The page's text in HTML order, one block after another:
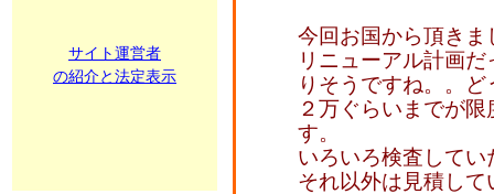
サイト運営者
の紹介と法定表示
今回お国から頂き
リニューアル計画
りそうですね。。ど
２万ぐらいまでが
す。
いろいろ検査して
それ以外は見積し